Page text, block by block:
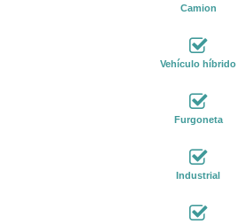
Camion
Vehículo híbrido
Furgoneta
Industrial